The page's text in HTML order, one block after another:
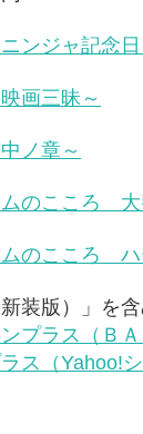
ンジャ記念日
画三昧～
ノ章～
のこころ 大
のこころ ハ
新装版）」を
プラス（ＢＡ
ス（Yahoo!